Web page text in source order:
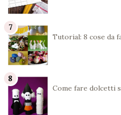
Tutorial: 8 cose da
Come fare dolcetti